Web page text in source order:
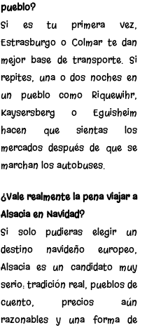
pueblo?
Si es tu primera vez,
Estrasburgo o Colmar te dan
mejor base de transporte. Si
repites, una o dos noches en
un pueblo como Riquewihr,
Kaysersberg o Eguisheim
hacen que sientas los
mercados después de que se
marchan los autobuses.
¿Vale realmente la pena viajar a
Alsacia en Navidad?
Si solo pudieras elegir un
destino navideño europeo,
Alsacia es un candidato muy
serio: tradición real, pueblos de
cuento, precios aún
razonables y una forma de